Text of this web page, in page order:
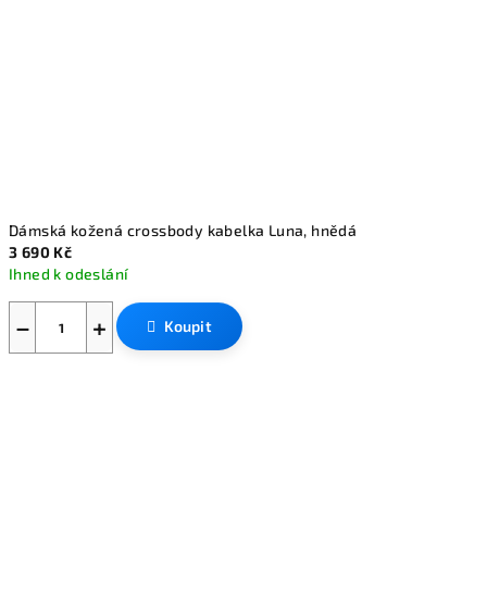
Dámská kožená crossbody kabelka Luna, hnědá
3 690 Kč
Ihned k odeslání
+
− Koupit